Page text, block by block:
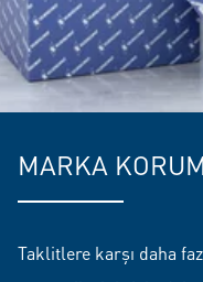
MARKA
Taklitlere karşı daha